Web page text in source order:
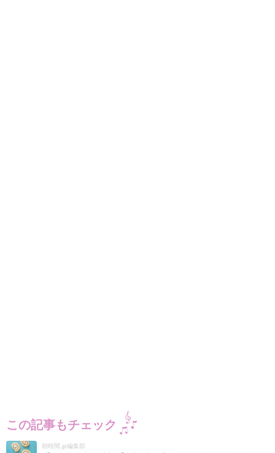
この記事もチェック
朝時間.jp編集部